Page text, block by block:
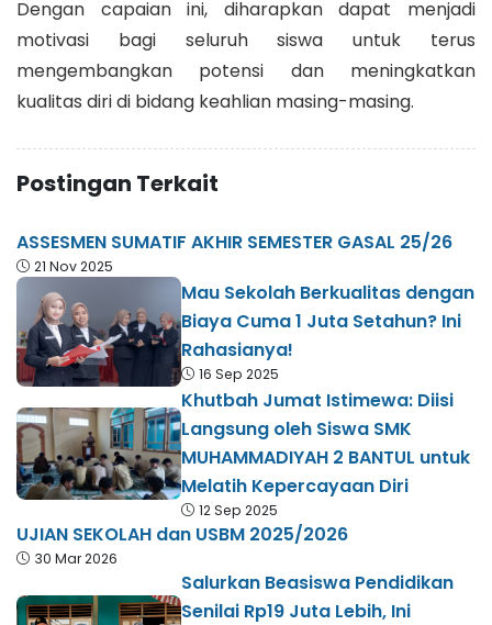
Dengan capaian ini, diharapkan dapat menjadi
motivasi bagi seluruh siswa untuk terus
mengembangkan potensi dan meningkatkan
kualitas diri di bidang keahlian masing-masing.
Postingan Terkait
ASSESMEN SUMATIF AKHIR SEMESTER GASAL 25/26
21 Nov 2025
Mau Sekolah Berkualitas dengan
Biaya Cuma 1 Juta Setahun? Ini
Rahasianya!
16 Sep 2025
Khutbah Jumat Istimewa: Diisi
Langsung oleh Siswa SMK
MUHAMMADIYAH 2 BANTUL untuk
Melatih Kepercayaan Diri
12 Sep 2025
UJIAN SEKOLAH dan USBM 2025/2026
30 Mar 2026
Salurkan Beasiswa Pendidikan
Senilai Rp19 Juta Lebih, Ini